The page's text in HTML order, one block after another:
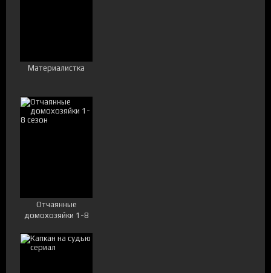
Материалистка
Отчаянные
домохозяйки 1-8